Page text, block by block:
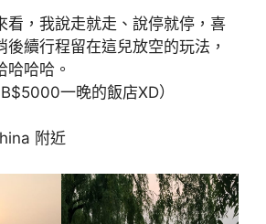
看，我說走就走、說停就停，喜
後續行程留在這兒放空的玩法，
哈哈哈。
一晚的飯店XD）
附近